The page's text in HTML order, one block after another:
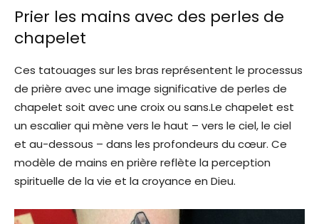
Prier les mains avec des perles de
chapelet
Ces tatouages ​​sur les bras représentent le processus
de prière avec une image significative de perles de
chapelet soit avec une croix ou sans.Le chapelet est
un escalier qui mène vers le haut – vers le ciel, le ciel
et au-dessous – dans les profondeurs du cœur. Ce
modèle de mains en prière reflète la perception
spirituelle de la vie et la croyance en Dieu.